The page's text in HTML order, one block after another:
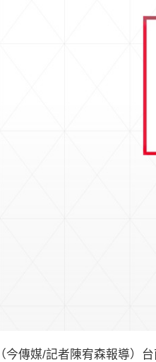
（今傳媒/記者陳宥森報導）